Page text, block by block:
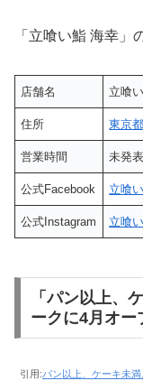
「立喰い鮨 海幸」
店舗名 立喰
住所 東京
営業時間 未発表
公式Facebook 立喰
公式Instagram 立喰
「パン以上、
ークに4月オー
引用:パン以上、ケーキ未